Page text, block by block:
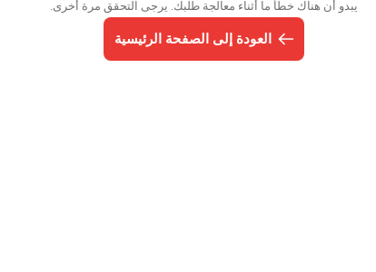
يبدو أن هناك خطأ ما أثناء معالجة طلبك. يرجى التحقق مرة أخرى.
العودة إلى الصفحة الرئيسية